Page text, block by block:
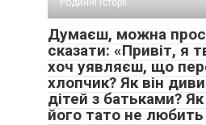
Родинні історії
Думаєш, можна
сказати: «Привіт, я
хоч уявляєш, що
хлопчик? Як він
дітей з батьками?
його тато не любить